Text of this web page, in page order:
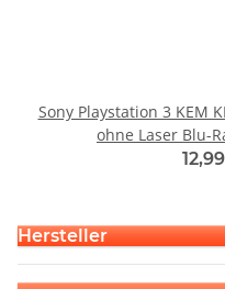
Sony Playstation 3 KEM
ohne Laser Blu-
Hersteller